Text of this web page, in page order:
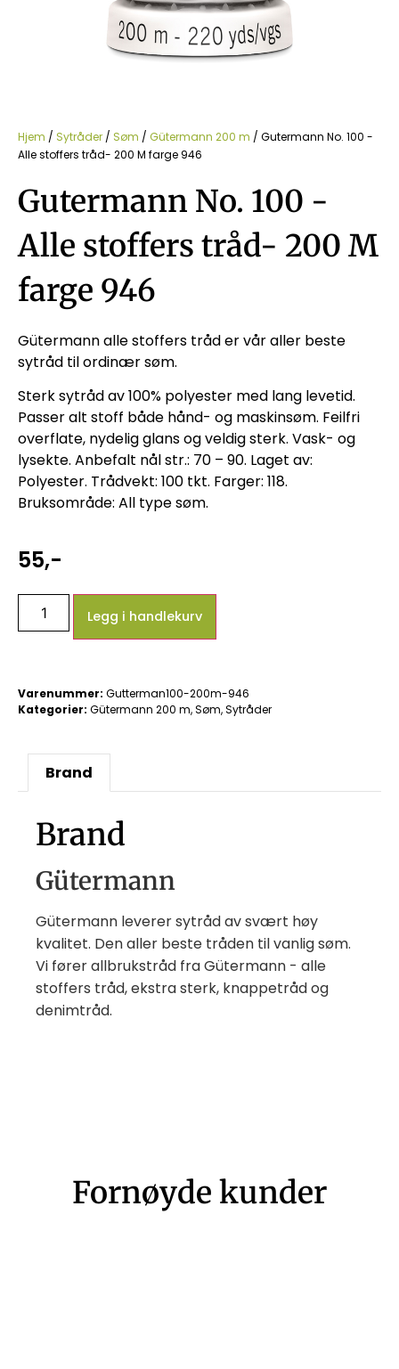
Hjem / Sytråder / Søm / Gütermann 200 m / Gutermann No. 100 -
Alle stoffers tråd- 200 M farge 946
Gutermann No. 100 -
Alle stoffers tråd- 200 M
farge 946
Gütermann alle stoffers tråd er vår aller beste
sytråd til ordinær søm.
Sterk sytråd av 100% polyester med lang levetid.
Passer alt stoff både hånd- og maskinsøm. Feilfri
overflate, nydelig glans og veldig sterk. Vask- og
lysekte. Anbefalt nål str.: 70 – 90. Laget av:
Polyester. Trådvekt: 100 tkt. Farger: 118.
Bruksområde: All type søm.
55,-
Legg i handlekurv
Varenummer: Gutterman100-200m-946
Kategorier: Gütermann 200 m,Søm,Sytråder
Brand
Brand
Gütermann
Gütermann leverer sytråd av svært høy
kvalitet. Den aller beste tråden til vanlig søm.
Vi fører allbrukstråd fra Gütermann - alle
stoffers tråd, ekstra sterk, knappetråd og
denimtråd.
Fornøyde kunder